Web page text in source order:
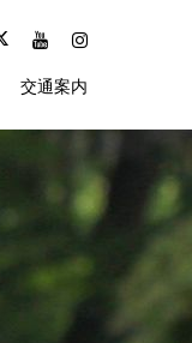
交通案内